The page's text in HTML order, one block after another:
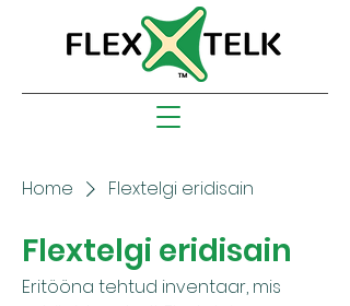
Home Flextelgi eridisain
Flextelgi eridisain
Eritööna tehtud inventaar, mis